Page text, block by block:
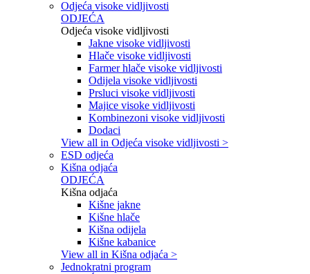
Odjeća visoke vidljivosti
ODJEĆA
Odjeća visoke vidljivosti
Jakne visoke vidljivosti
Hlače visoke vidljivosti
Farmer hlače visoke vidljivosti
Odijela visoke vidljivosti
Prsluci visoke vidljivosti
Majice visoke vidljivosti
Kombinezoni visoke vidljivosti
Dodaci
View all in Odjeća visoke vidljivosti >
ESD odjeća
Kišna odjaća
ODJEĆA
Kišna odjaća
Kišne jakne
Kišne hlače
Kišna odijela
Kišne kabanice
View all in Kišna odjaća >
Jednokratni program